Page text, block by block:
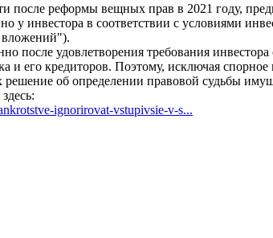
после реформы вещных прав в 2021 году,
у инвестора в соответствии с условиями
вложений").
после удовлетворения требования
и его кредиторов. Поэтому, исключая
об определении правовой судьбы
ignorirovat-vstupivsie-v-s...